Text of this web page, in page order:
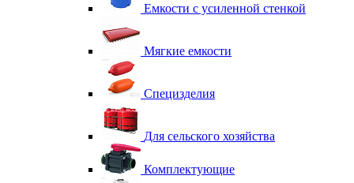
Емкости с усиленной стенкой
Мягкие емкости
Специзделия
Для сельского хозяйства
Комплектующие